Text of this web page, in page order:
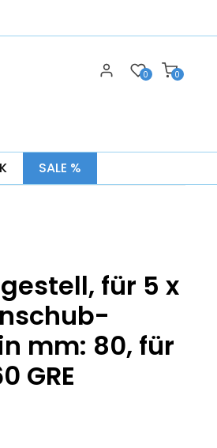
0
0
SALE %
für 5 x
mm: 80, für
GRE